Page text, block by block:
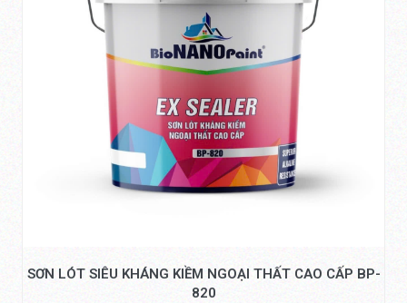
SƠN LÓT SIÊU KHÁNG KIỀM NGOẠI THẤT CAO CẤP BP-
820